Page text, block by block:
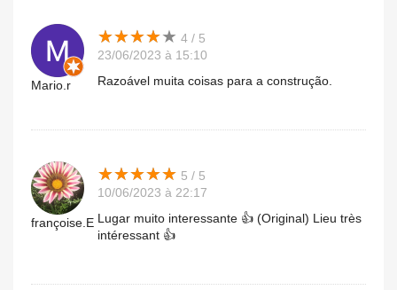
Mario.r
★★★★★
★★★★★ 4 / 5
23/06/2023 à 15:10
Razoável muita coisas para a construção.
françoise.E
★★★★★
★★★★★ 5 / 5
10/06/2023 à 22:17
Lugar muito interessante 👍 (Original) Lieu très
intéressant 👍